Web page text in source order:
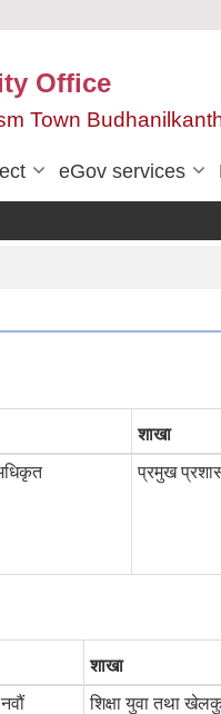
Office
Town
eGov services
शाखा
प्रमुख
शाखा
शिक्षा युवा तथा